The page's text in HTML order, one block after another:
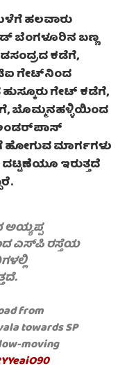
ಹಲವಾರು
ಬೆಂಗಳೂರಿನ ಬಣ್ಣ
ಕಡೆಗೆ,
ಗೇಟ್‌ನಿಂದ
ಗೇಟ್ ಕಡೆಗೆ,
ಬೊಮ್ಮನಹಳ್ಳಿಯಿಂದ
ಮಾರ್ಗಗಳು
ಇರುತ್ತದೆ
ಅಯ್ಯಪ್ಪ
ಎಸ್‌ಪಿ ರಸ್ತೆಯ
from
towards SP
moving